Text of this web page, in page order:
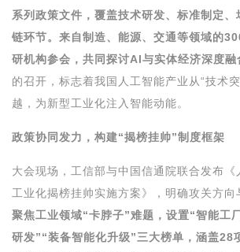
系列政策文件，覆盖技术研发、标准制定、
链环节。来自制造、能源、交通等领域的
研机构参会，共同探讨AI与实体经济深度融
的召开，标志着我国人工智能产业从“技术
越，为新型工业化注入智能动能。
政策协同发力，构建“揭榜挂帅”制度框架
大会现场，工信部与中国信通院联合发布《
工业化揭榜挂帅实施方案》，明确攻关方向
聚焦工业领域“卡脖子”难题，设置“智能工
研发”“装备智能化升级”三大榜单，涵盖28